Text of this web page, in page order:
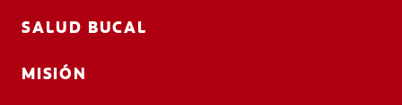
SALUD BUCAL
MISIÓN